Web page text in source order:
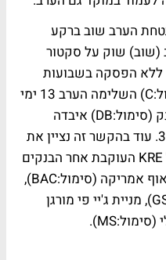
הערב שוב ברקע
(שוב) שוק על סקטור
ללא הפסקה בשבועות
האחרונים: מניית סיטי בנק (סימול:C) השלימה הערב 13 ימי
ירידות רצופים. מניית דויטשה בנק (סימול:DB) איבדה
3.7% לאחר שנפלה אמש ב-3.7%. עוד בהקשר זה נציין את
בהקשר זה נציין את תעודת הסל KRE העוקבת אחר הבנקים
הקטנים בארה"ב, את מניית בנק אוף אמריקה (סימול:BAC),
את מניית גולדמן זאקס (סימול:GS), מניית ג'יי פי מורגן